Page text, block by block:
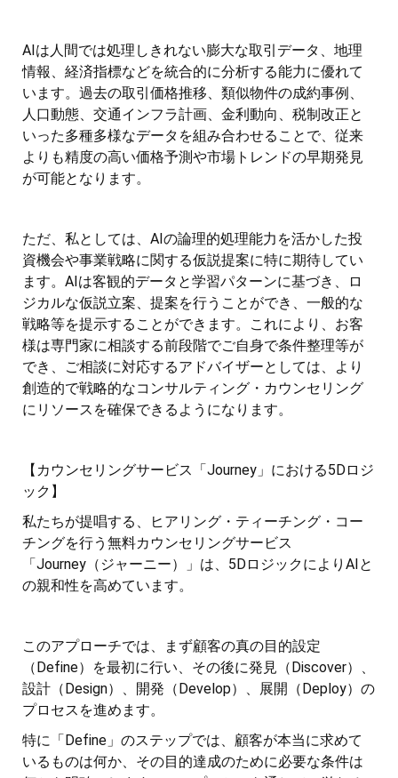
AIは人間では処理しきれない膨大な取引データ、地理
情報、経済指標などを統合的に分析する能力に優れて
います。過去の取引価格推移、類似物件の成約事例、
人口動態、交通インフラ計画、金利動向、税制改正と
いった多種多様なデータを組み合わせることで、従来
よりも精度の高い価格予測や市場トレンドの早期発見
が可能となります。
ただ、私としては、AIの論理的処理能力を活かした投
資機会や事業戦略に関する仮説提案に特に期待してい
ます。AIは客観的データと学習パターンに基づき、ロ
ジカルな仮説立案、提案を行うことができ、一般的な
戦略等を提示することができます。これにより、お客
様は専門家に相談する前段階でご自身で条件整理等が
でき、ご相談に対応するアドバイザーとしては、より
創造的で戦略的なコンサルティング・カウンセリング
にリソースを確保できるようになります。
【カウンセリングサービス「Journey」における5Dロジ
ック】
私たちが提唱する、ヒアリング・ティーチング・コー
チングを行う無料カウンセリングサービス
「Journey（ジャーニー）」は、5DロジックによりAIと
の親和性を高めています。
このアプローチでは、まず顧客の真の目的設定
（Define）を最初に行い、その後に発見（Discover）、
設計（Design）、開発（Develop）、展開（Deploy）の
プロセスを進めます。
特に「Define」のステップでは、顧客が本当に求めて
いるものは何か、その目的達成のために必要な条件は